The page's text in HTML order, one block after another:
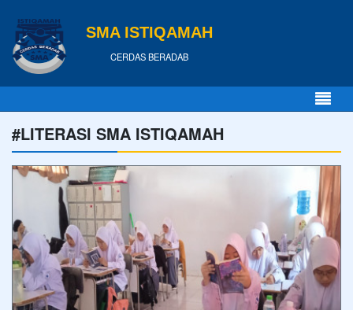
SMA ISTIQAMAH
CERDAS BERADAB
#LITERASI SMA ISTIQAMAH